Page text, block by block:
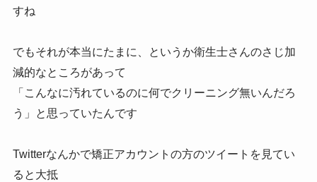
すね
でもそれが本当にたまに、というか衛生士さんのさじ加
減的なところがあって
「こんなに汚れているのに何でクリーニング無いんだろ
う」と思っていたんです
Twitterなんかで矯正アカウントの方のツイートを見てい
ると大抵